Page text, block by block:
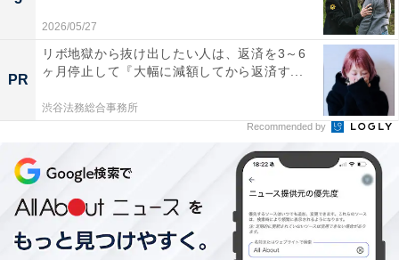
こちらもおすすめ
【全国版】自治体ブランドランキング！ 2位
「石川県金沢市」を僅差で抑えた1位は？
【2024年】
2026/05/27
PR
リボ地獄から抜け出したい人は、返済を3～6
ヶ月停止して『大幅に減額してから返済す...
渋谷法務総合事務所
Recommended by